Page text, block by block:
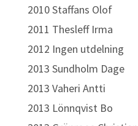
2010 Staffans Olof
2011 Thesleff Irma
2012 Ingen utdelning
2013 Sundholm Dage
2013 Vaheri Antti
2013 Lönnqvist Bo